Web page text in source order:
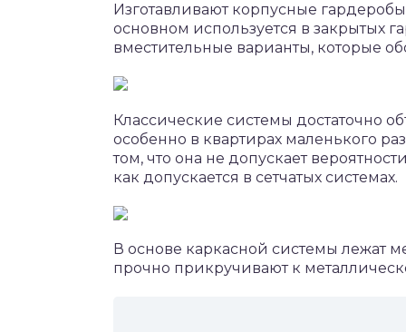
Изготавливают корпусные
основном используется в закрытых
вместительные варианты, которые
Классические системы достаточно
особенно в квартирах маленького
том, что она не допускает
как допускается в сетчатых системах.
В основе каркасной системы лежат
прочно прикручивают к